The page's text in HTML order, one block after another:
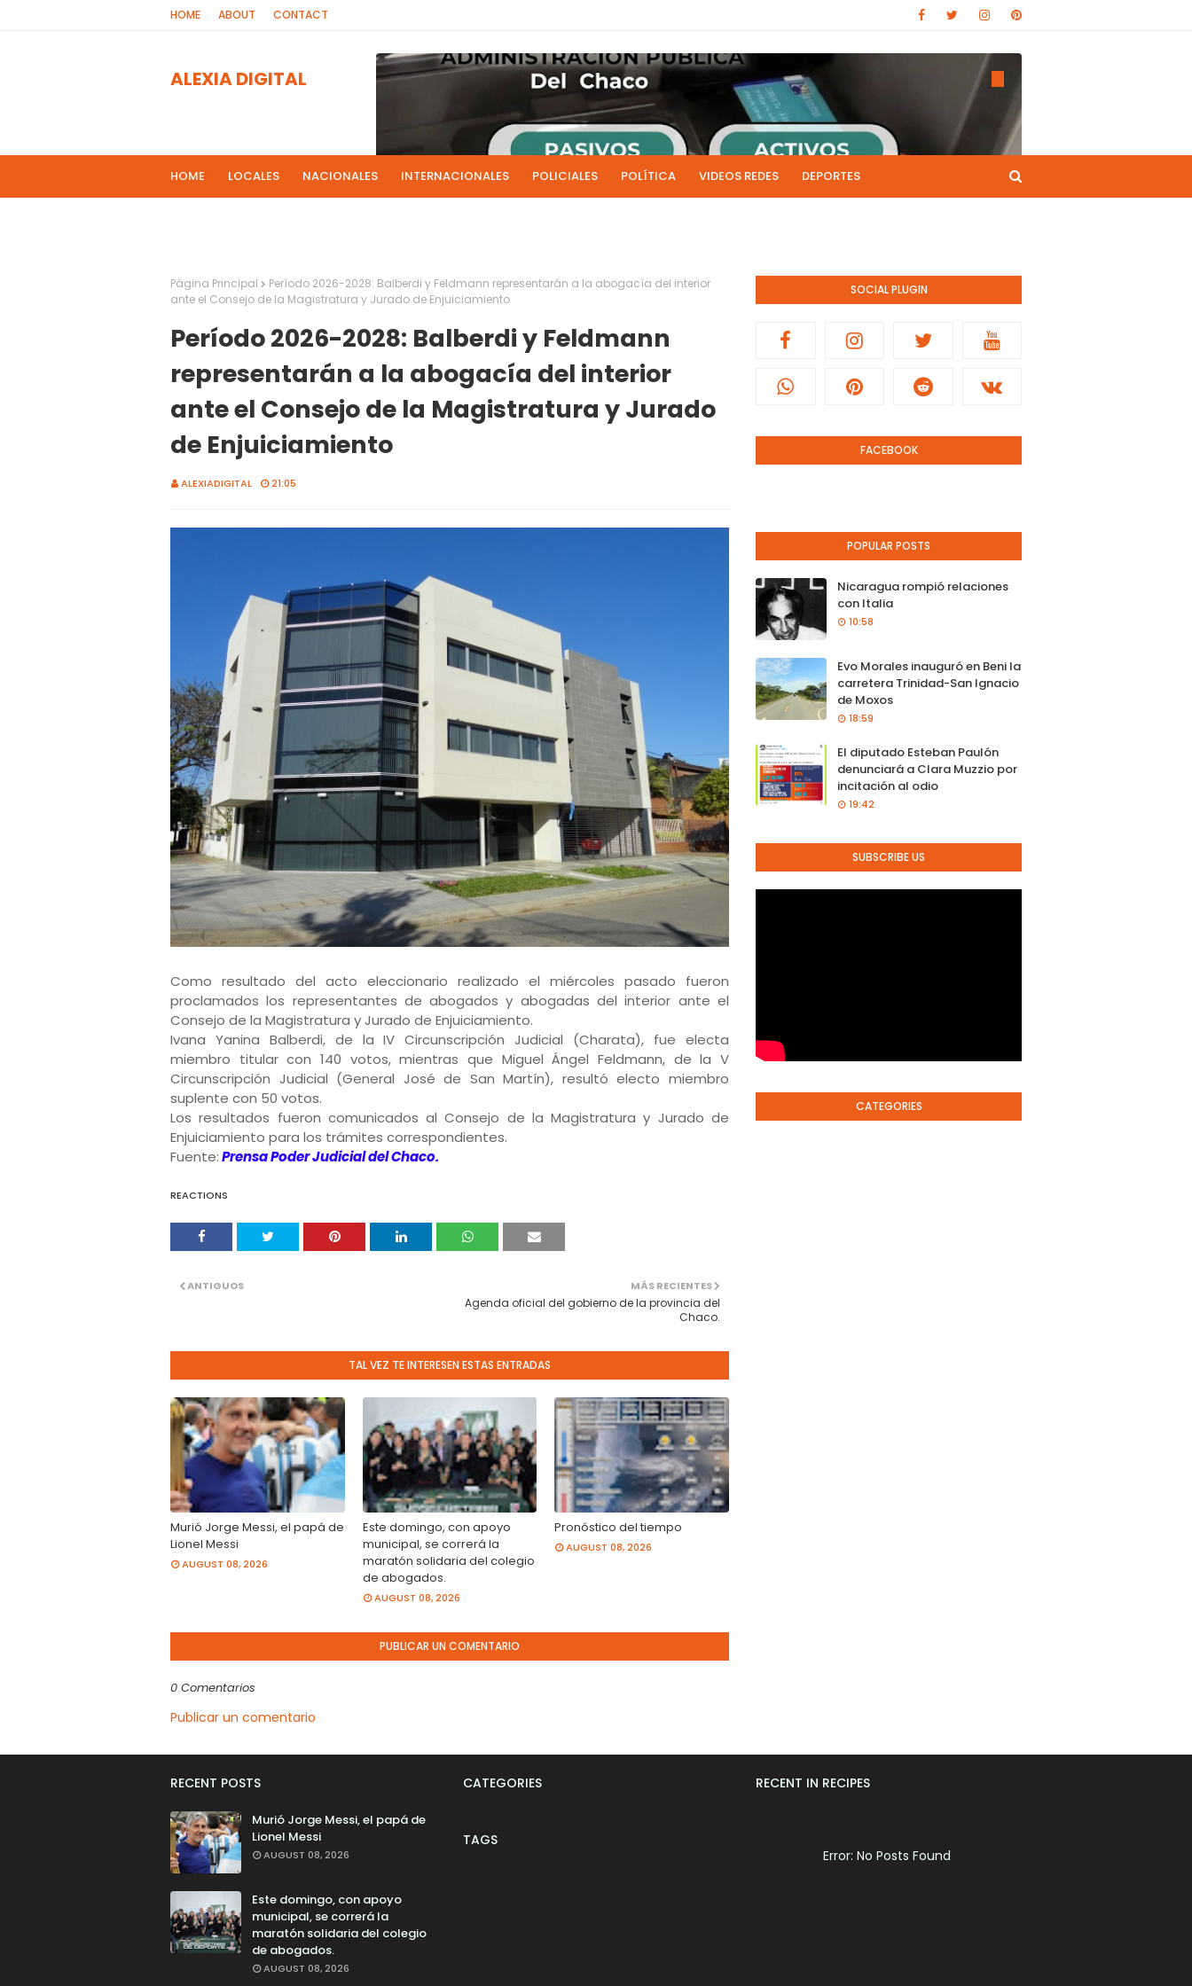
HOME ABOUT CONTACT
ALEXIA DIGITAL
HOME LOCALES NACIONALES INTERNACIONALES POLICIALES POLÍTICA VIDEOS REDES DEPORTES
Página Principal
Período 2026-2028: Balberdi y Feldmann representarán a la abogacía del interior
ante el Consejo de la Magistratura y Jurado de Enjuiciamiento
Período 2026-2028: Balberdi y Feldmann
representarán a la abogacía del interior
ante el Consejo de la Magistratura y Jurado
de Enjuiciamiento
ALEXIADIGITAL 21:05
Como resultado del acto eleccionario realizado el miércoles pasado fueron
proclamados los representantes de abogados y abogadas del interior ante el
Consejo de la Magistratura y Jurado de Enjuiciamiento.
Ivana Yanina Balberdi, de la IV Circunscripción Judicial (Charata), fue electa
miembro titular con 140 votos, mientras que Miguel Ángel Feldmann, de la V
Circunscripción Judicial (General José de San Martín), resultó electo miembro
suplente con 50 votos.
Los resultados fueron comunicados al Consejo de la Magistratura y Jurado de
Enjuiciamiento para los trámites correspondientes.
Fuente:PrensaPoder Judicial del Chaco.
REACTIONS
MÁS RECIENTES
Agenda oficial del gobierno de la provincia del
Chaco.
ANTIGUOS
TAL VEZ TE INTERESEN ESTAS ENTRADAS
Murió Jorge Messi, el papá de
Lionel Messi
AUGUST 08, 2026
Este domingo, con apoyo
municipal, se correrá la
maratón solidaria del colegio
de abogados.
AUGUST 08, 2026
Pronóstico del tiempo
AUGUST 08, 2026
PUBLICAR UN COMENTARIO
0 Comentarios
Publicar un comentario
SOCIAL PLUGIN
FACEBOOK
POPULAR POSTS
Nicaragua rompió relaciones
con Italia
10:58
Evo Morales inauguró en Beni la
carretera Trinidad-San Ignacio
de Moxos
18:59
El diputado Esteban Paulón
denunciará a Clara Muzzio por
incitación al odio
19:42
SUBSCRIBE US
CATEGORIES
RECENT POSTS
Murió Jorge Messi, el papá de
Lionel Messi
AUGUST 08, 2026
Este domingo, con apoyo
municipal, se correrá la
maratón solidaria del colegio
de abogados.
AUGUST 08, 2026
CATEGORIES
TAGS
RECENT IN RECIPES
Error: No Posts Found